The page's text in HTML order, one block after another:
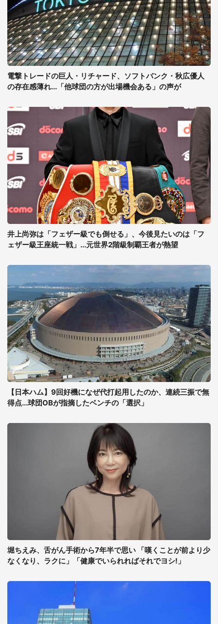
電撃トレードの巨人・リチャード、ソフトバンク・秋広優人
の存在感薄れ...「他球団の方が出場機会ある」の声が
井上尚弥は「フェザー級でも倒せる」、今後見たいのは「フ
ェザー級王座統一戦」...元世界2階級制覇王者が熱望
【日本ハム】9回好機になぜ代打起用したのか、連続三振で無
得点...球団OBが指摘したベンチの「選択」
堀ちえみ、舌がん手術から7年半で思い 「嘆くことが前より少
なくなり、ラクに」「健康でいられればそれでヨシ!」